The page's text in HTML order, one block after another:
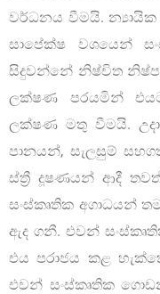
වර්ධනය වීමයි. න්‍යායික
සාපේක්ෂ වශයෙන්
සිදුවන්නේ නිෂ්චිත
ලක්ෂණ පරයමින්
ලක්ෂණ මතු වීමයි.
පානයන්, සැලසුම්
ස්ත්‍රී දූෂණයන් ආදී
සංස්කෘතික අගාධයන්
ඇද ගනී. එවන්
එය පරාජය කළ
එවන් සංස්කෘතික